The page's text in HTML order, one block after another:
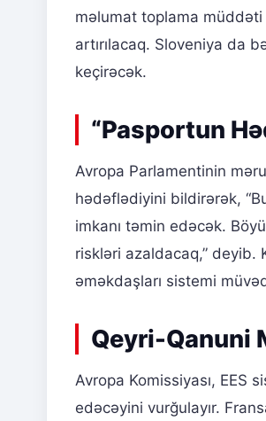
məlumat toplama
artırılacaq. Sloveniya da
keçirəcək.
“Pasportun
Avropa Parlamentinin
hədəflədiyini bildirərək,
imkanı təmin edəcək.
riskləri azaldacaq,” deyib.
əməkdaşları sistemi
Qeyri-Qanuni
Avropa Komissiyası, EES
edəcəyini vurğulayır.